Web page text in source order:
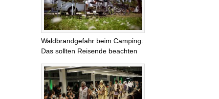
Waldbrandgefahr beim Camping:
Das sollten Reisende beachten